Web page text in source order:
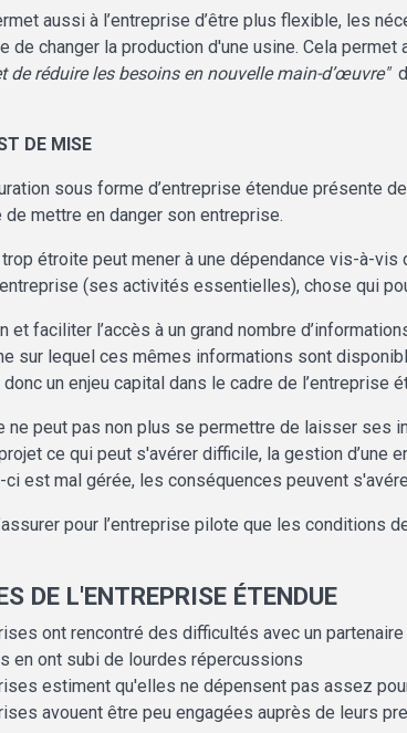
aussi à l’entreprise d’être plus flexible, les
de changer la production d'une usine. Cela
de réduire les besoins en nouvelle main-d’œuvre"
DE MISE
sous forme d’entreprise étendue présente
mettre en danger son entreprise.
étroite peut mener à une dépendance vis-à-
(ses activités essentielles), chose qui
et faciliter l’accès à un grand nombre
sur lequel ces mêmes informations sont
un enjeu capital dans le cadre de l’entreprise
ne peut pas non plus se permettre de laisser
ce qui peut s'avérer difficile, la gestion
ci est mal gérée, les conséquences peuvent
pour l’entreprise pilote que les
DE L'ENTREPRISE ÉTENDUE
ont rencontré des difficultés avec un
en ont subi de lourdes répercussions
estiment qu'elles ne dépensent pas assez
avouent être peu engagées auprès de leurs